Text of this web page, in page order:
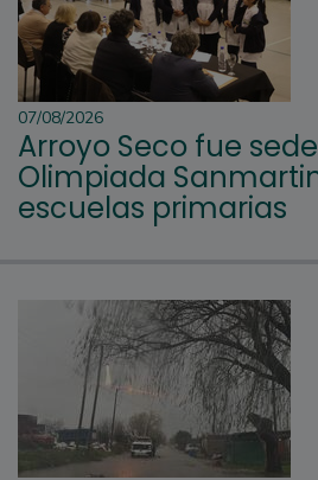
07/08/2026
Arroyo Seco fue
Olimpiada
escuelas primarias